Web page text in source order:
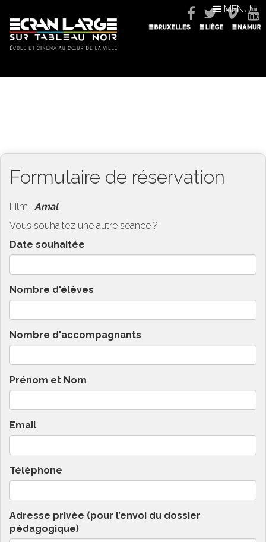
MENU
Formulaire de réservation
Film : Amal
Vous souhaitez une autre séance ?
Date souhaitée
Nombre d'élèves
Nombre d'accompagnants
Prénom et Nom
Email
Téléphone
Adresse privée (pour l’envoi du dossier
pédagogique)